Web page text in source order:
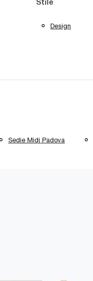
Stile
Design
Sedie Midj Padova